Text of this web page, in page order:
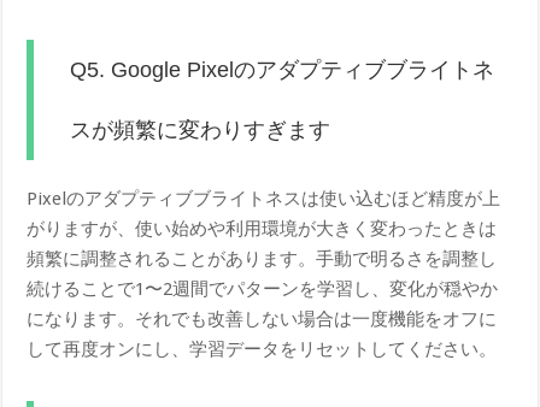
Q5. Google Pixelのアダプティブブライトネ
スが頻繁に変わりすぎます
Pixelのアダプティブブライトネスは使い込むほど精度が上
がりますが、使い始めや利用環境が大きく変わったときは
頻繁に調整されることがあります。手動で明るさを調整し
続けることで1〜2週間でパターンを学習し、変化が穏やか
になります。それでも改善しない場合は一度機能をオフに
して再度オンにし、学習データをリセットしてください。